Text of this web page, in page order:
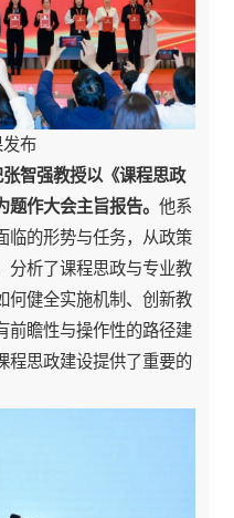
布
智强教授以《课程思政
题作大会主旨报告。他系
临的形势与任务，从政策
分析了课程思政与专业教
何健全实施机制、创新教
前瞻性与操作性的路径建
程思政建设提供了重要的